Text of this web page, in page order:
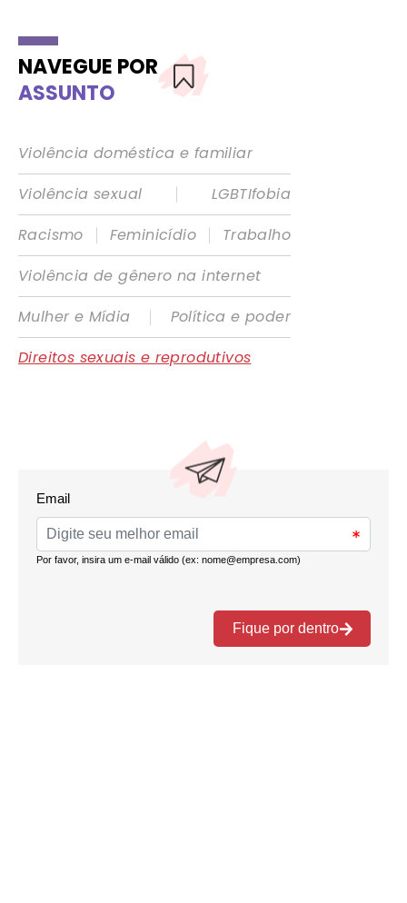
NAVEGUE POR
ASSUNTO
Violência doméstica e familiar
Violência sexual
|
LGBTIfobia
Racismo
| Feminicídio |
Trabalho
Violência de gênero na internet
Mulher e Mídia
|
Política e poder
Direitos sexuais e reprodutivos